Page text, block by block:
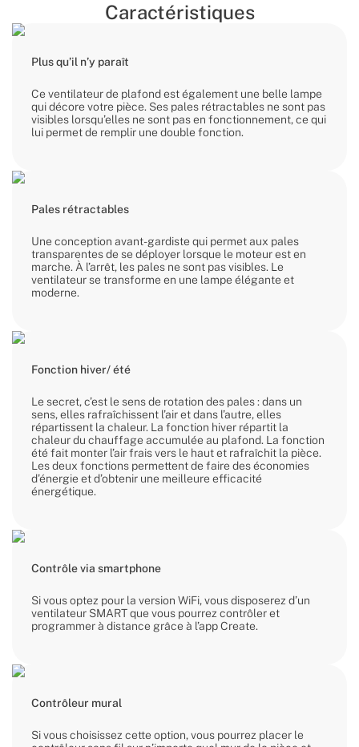
Caractéristiques
Plus qu’il n’y paraît
Ce ventilateur de plafond est également une belle lampe
qui décore votre pièce. Ses pales rétractables ne sont pas
visibles lorsqu’elles ne sont pas en fonctionnement, ce qui
lui permet de remplir une double fonction.
Pales rétractables
Une conception avant-gardiste qui permet aux pales
transparentes de se déployer lorsque le moteur est en
marche. À l’arrêt, les pales ne sont pas visibles. Le
ventilateur se transforme en une lampe élégante et
moderne.
Fonction hiver/ été
Le secret, c’est le sens de rotation des pales : dans un
sens, elles rafraîchissent l’air et dans l’autre, elles
répartissent la chaleur. La fonction hiver répartit la
chaleur du chauffage accumulée au plafond. La fonction
été fait monter l’air frais vers le haut et rafraîchit la pièce.
Les deux fonctions permettent de faire des économies
d’énergie et d’obtenir une meilleure efficacité
énergétique.
Contrôle via smartphone
Si vous optez pour la version WiFi, vous disposerez d’un
ventilateur SMART que vous pourrez contrôler et
programmer à distance grâce à l’app Create.
Contrôleur mural
Si vous choisissez cette option, vous pourrez placer le